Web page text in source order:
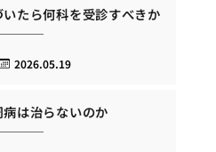
たら何科を受診すべきか
2026.05.19
は治らないのか